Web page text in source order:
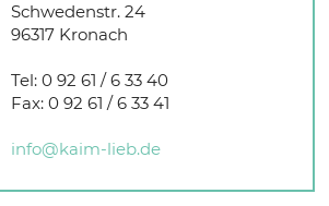
Schwedenstr. 24
96317 Kronach
Tel:0 92 61 / 6 33 40
Fax:0 92 61 / 6 33 41
info@kaim-lieb.de